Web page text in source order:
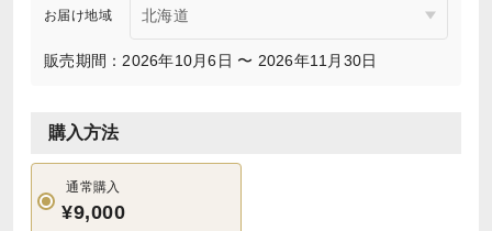
お届け地域
販売期間：2026年10月6日 〜 2026年11月30日
購入方法
通常購入
¥9,000